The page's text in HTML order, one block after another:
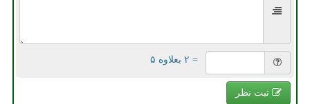
= ۲ بعلاوه ۵
ثبت نظر